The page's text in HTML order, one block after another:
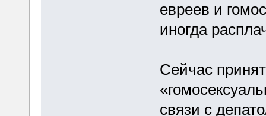
евреев и
иногда
Сейчас
связи с